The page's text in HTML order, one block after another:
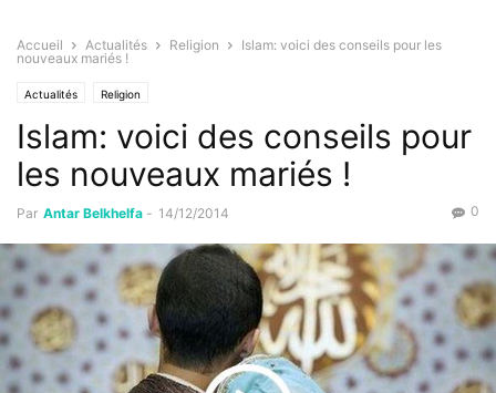
Accueil Actualités Religion
Islam: voici des conseils pour les
nouveaux mariés !
Actualités Religion
Islam: voici des conseils pour
les nouveaux mariés !
Par Antar Belkhelfa - 14/12/2014 0